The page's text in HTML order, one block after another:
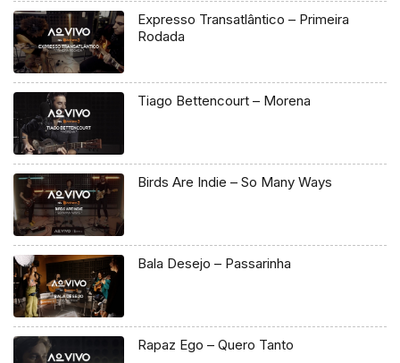
Expresso Transatlântico – Primeira
Rodada
Tiago Bettencourt – Morena
Birds Are Indie – So Many Ways
Bala Desejo – Passarinha
Rapaz Ego – Quero Tanto